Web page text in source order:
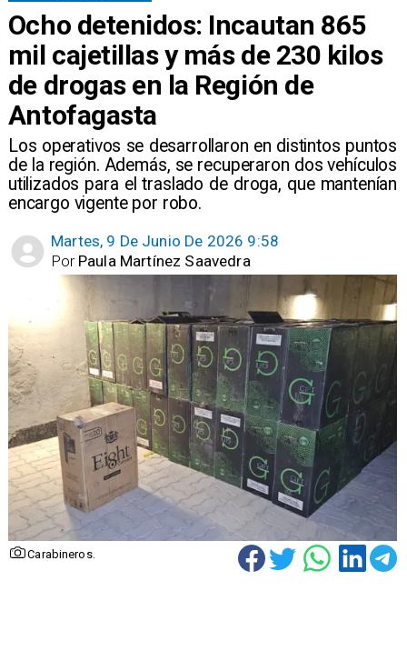
Ocho detenidos: Incautan 865
mil cajetillas y más de 230 kilos
de drogas en la Región de
Antofagasta
Los operativos se desarrollaron en distintos puntos
de la región. Además, se recuperaron dos vehículos
utilizados para el traslado de droga, que mantenían
encargo vigente por robo.
Martes, 9 De Junio De 2026 9:58
Paula Martínez Saavedra
Por
Carabineros.